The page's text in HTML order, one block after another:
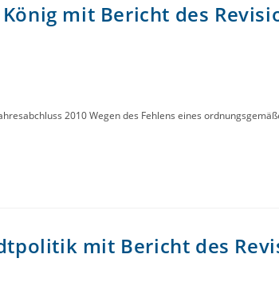
mit Bericht des
2010 Wegen des Fehlens eines
mit Bericht des